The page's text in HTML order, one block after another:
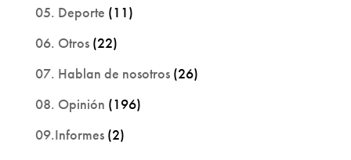
05. Deporte (11)
06. Otros(22)
07. Hablan de nosotros(26)
08. Opinión (196)
09.Informes(2)